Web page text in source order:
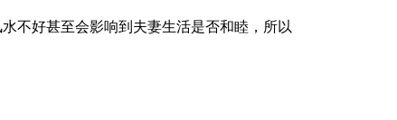
不好甚至会影响到夫妻生活是否和睦，所以